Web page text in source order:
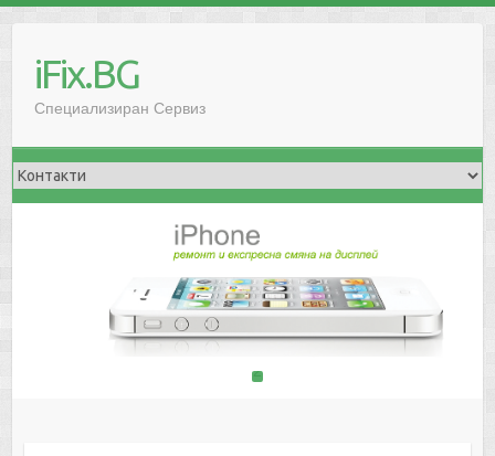
iFix.BG
Специализиран Сервиз
2